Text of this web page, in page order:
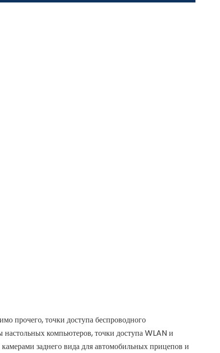
прочего, точки доступа беспроводного
компьютеров, точки доступа WLAN и
заднего вида для автомобильных прицепов и